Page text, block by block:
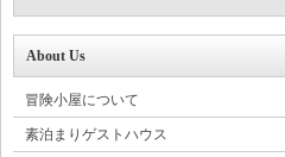
About Us
冒険小屋について
素泊まりゲストハウス